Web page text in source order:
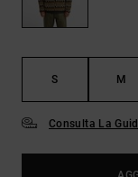
S M
Consulta La